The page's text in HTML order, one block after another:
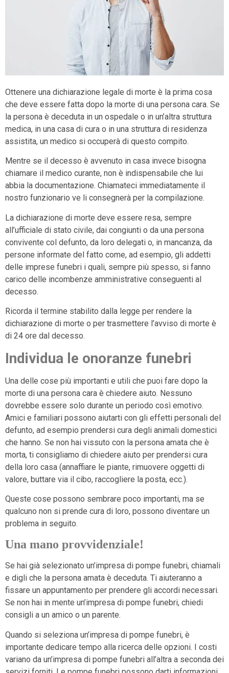
Ottenere una dichiarazione legale di morte è la prima cosa
che deve essere fatta dopo la morte di una persona cara. Se
la persona è deceduta in un ospedale o in un’altra struttura
medica, in una casa di cura o in una struttura di residenza
assistita, un medico si occuperà di questo compito.
Mentre se il decesso è avvenuto in casa invece bisogna
chiamare il medico curante, non è indispensabile che lui
abbia la documentazione. Chiamateci immediatamente il
nostro funzionario ve li consegnerà per la compilazione.
La dichiarazione di morte deve essere resa, sempre
all’ufficiale di stato civile, dai congiunti o da una persona
convivente col defunto, da loro delegati o, in mancanza, da
persone informate del fatto come, ad esempio, gli addetti
delle imprese funebri i quali, sempre più spesso, si fanno
carico delle incombenze amministrative conseguenti al
decesso.
Ricorda il termine stabilito dalla legge per rendere la
dichiarazione di morte o per trasmettere l’avviso di morte è
di 24 ore dal decesso.
Individua le onoranze funebri
Una delle cose più importanti e utili che puoi fare dopo la
morte di una persona cara è chiedere aiuto. Nessuno
dovrebbe essere solo durante un periodo così emotivo.
Amici e familiari possono aiutarti con gli effetti personali del
defunto, ad esempio prendersi cura degli animali domestici
che hanno. Se non hai vissuto con la persona amata che è
morta, ti consigliamo di chiedere aiuto per prendersi cura
della loro casa (annaffiare le piante, rimuovere oggetti di
valore, buttare via il cibo, raccogliere la posta, ecc.).
Queste cose possono sembrare poco importanti, ma se
qualcuno non si prende cura di loro, possono diventare un
problema in seguito.
Una mano provvidenziale!
Se hai già selezionato un’impresa di pompe funebri, chiamali
e digli che la persona amata è deceduta. Ti aiuteranno a
fissare un appuntamento per prendere gli accordi necessari.
Se non hai in mente un’impresa di pompe funebri, chiedi
consigli a un amico o un parente.
Quando si seleziona un’impresa di pompe funebri, è
importante dedicare tempo alla ricerca delle opzioni. I costi
variano da un’impresa di pompe funebri all’altra a seconda dei